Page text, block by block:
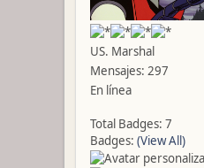
US. Marshal
Mensajes: 297
En línea
Total Badges: 7
Badges: (View All)